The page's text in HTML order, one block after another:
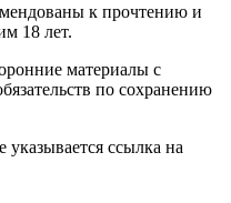
к прочтению и
18 лет.
материалы с
по сохранению
ссылка на